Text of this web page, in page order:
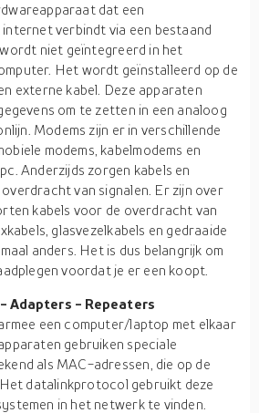
dat een
verbindt via een bestaand
niet geïntegreerd in het
Het wordt geïnstalleerd op de
externe kabel. Deze apparaten
om te zetten in een analoog
Modems zijn er in verschillende
modems, kabelmodems en
Anderzijds zorgen kabels en
van signalen. Er zijn over
kabels voor de overdracht van
glasvezelkabels en gedraaide
anders. Het is dus belangrijk om
voordat je er een koopt.
Adapters - Repeaters
een computer/laptop met elkaar
gebruiken speciale
als MAC-adressen, die op de
datalinkprotocol gebruikt deze
in het netwerk te vinden.